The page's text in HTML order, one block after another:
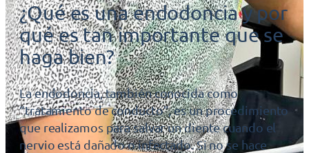
¿Qué es una endodoncia y por
qué es tan importante que se
haga bien?
La endodoncia, también conocida como
“tratamiento de conducto”, es un procedimiento
que realizamos para salvar un diente cuando el
nervio está dañado o infectado. Si no se hace